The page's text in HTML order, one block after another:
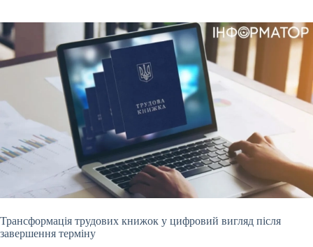
Трансформація трудових книжок у цифровий вигляд після
завершення терміну